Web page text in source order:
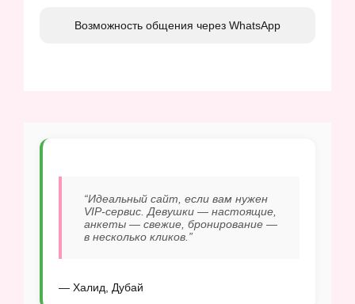
Возможность общения через WhatsApp
“Идеальный сайт, если вам нужен
VIP-сервис. Девушки — настоящие,
анкеты — свежие, бронирование —
в несколько кликов.”
— Халид, Дубай